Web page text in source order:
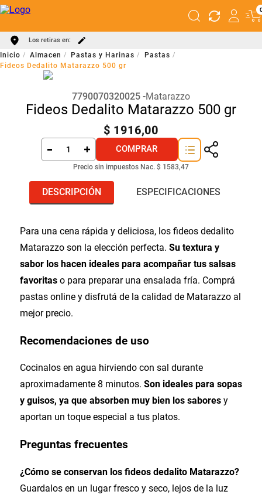
Los retiras en:
Almacen Pastas y Harinas
Pastas
Fideos Dedalito Matarazzo 500 gr
7790070320025 Matarazzo
Fideos Dedalito Matarazzo 500 gr
$ 1916,00
COMPRAR
Precio sin impuestos Nac. $ 1583,47
DESCRIPCIÓN ESPECIFICACIONES
Para una cena rápida y deliciosa, los fideos dedalito
Matarazzo son la elección perfecta. Su textura y
sabor los hacen ideales para acompañar tus salsas
favoritaso para preparar una ensalada fría. Comprá
pastas online y disfrutá de la calidad de Matarazzo al
mejor precio.
Recomendaciones de uso
Cocinalos en agua hirviendo con sal durante
aproximadamente 8 minutos. Son ideales para sopas
y guisos, ya que absorben muy bien los saboresy
aportan un toque especial a tus platos.
Preguntas frecuentes
¿Cómo se conservan los fideos dedalito Matarazzo?
Guardalos en un lugar fresco y seco, lejos de la luz